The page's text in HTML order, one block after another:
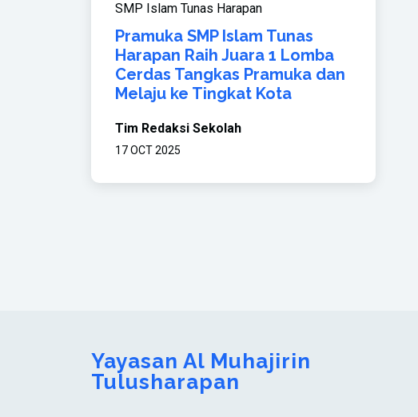
SMP Islam Tunas Harapan
Pramuka SMP Islam Tunas
Harapan Raih Juara 1 Lomba
Cerdas Tangkas Pramuka dan
Melaju ke Tingkat Kota
Tim Redaksi Sekolah
17 OCT 2025
Yayasan Al Muhajirin
Tulusharapan